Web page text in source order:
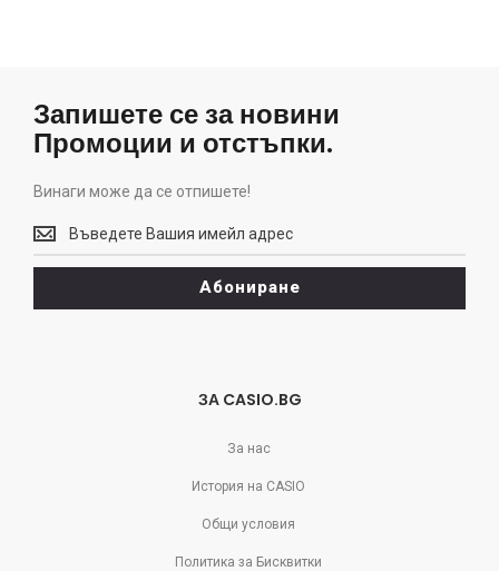
Запишете се за новини
Промоции и отстъпки.
Винаги може да се отпишете!
Винаги
може
да
отпишете!
Абониране
ЗА CASIO.BG
За нас
История на CASIO
Общи условия
Политика за Бисквитки